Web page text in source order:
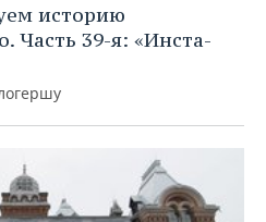
историю
Часть 39-я: «Инста-